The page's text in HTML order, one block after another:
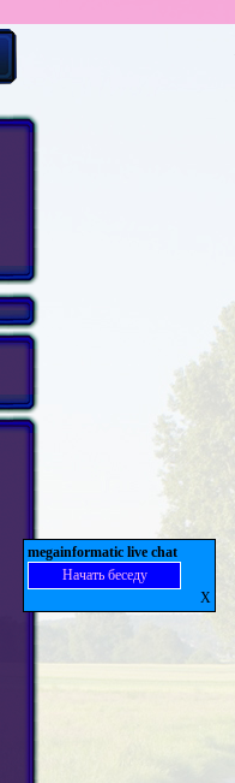
megainformatic live chat
Начать беседу
X